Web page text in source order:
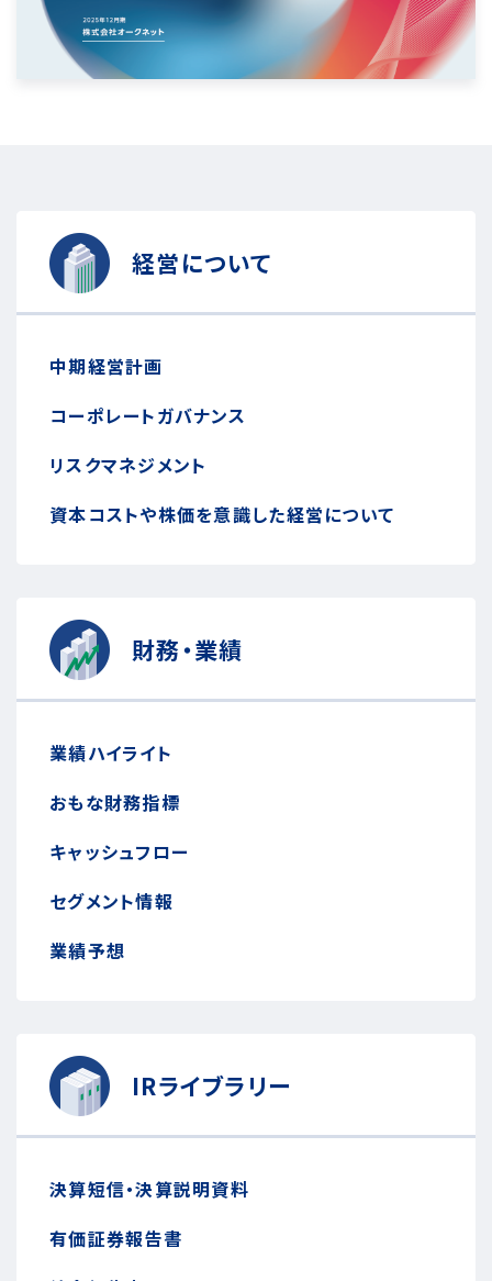
経営について
中期経営計画
コーポレートガバナンス
リスクマネジメント
資本コストや株価を意識した経営について
財務・業績
業績ハイライト
おもな財務指標
キャッシュフロー
セグメント情報
業績予想
IRライブラリー
決算短信・決算説明資料
有価証券報告書